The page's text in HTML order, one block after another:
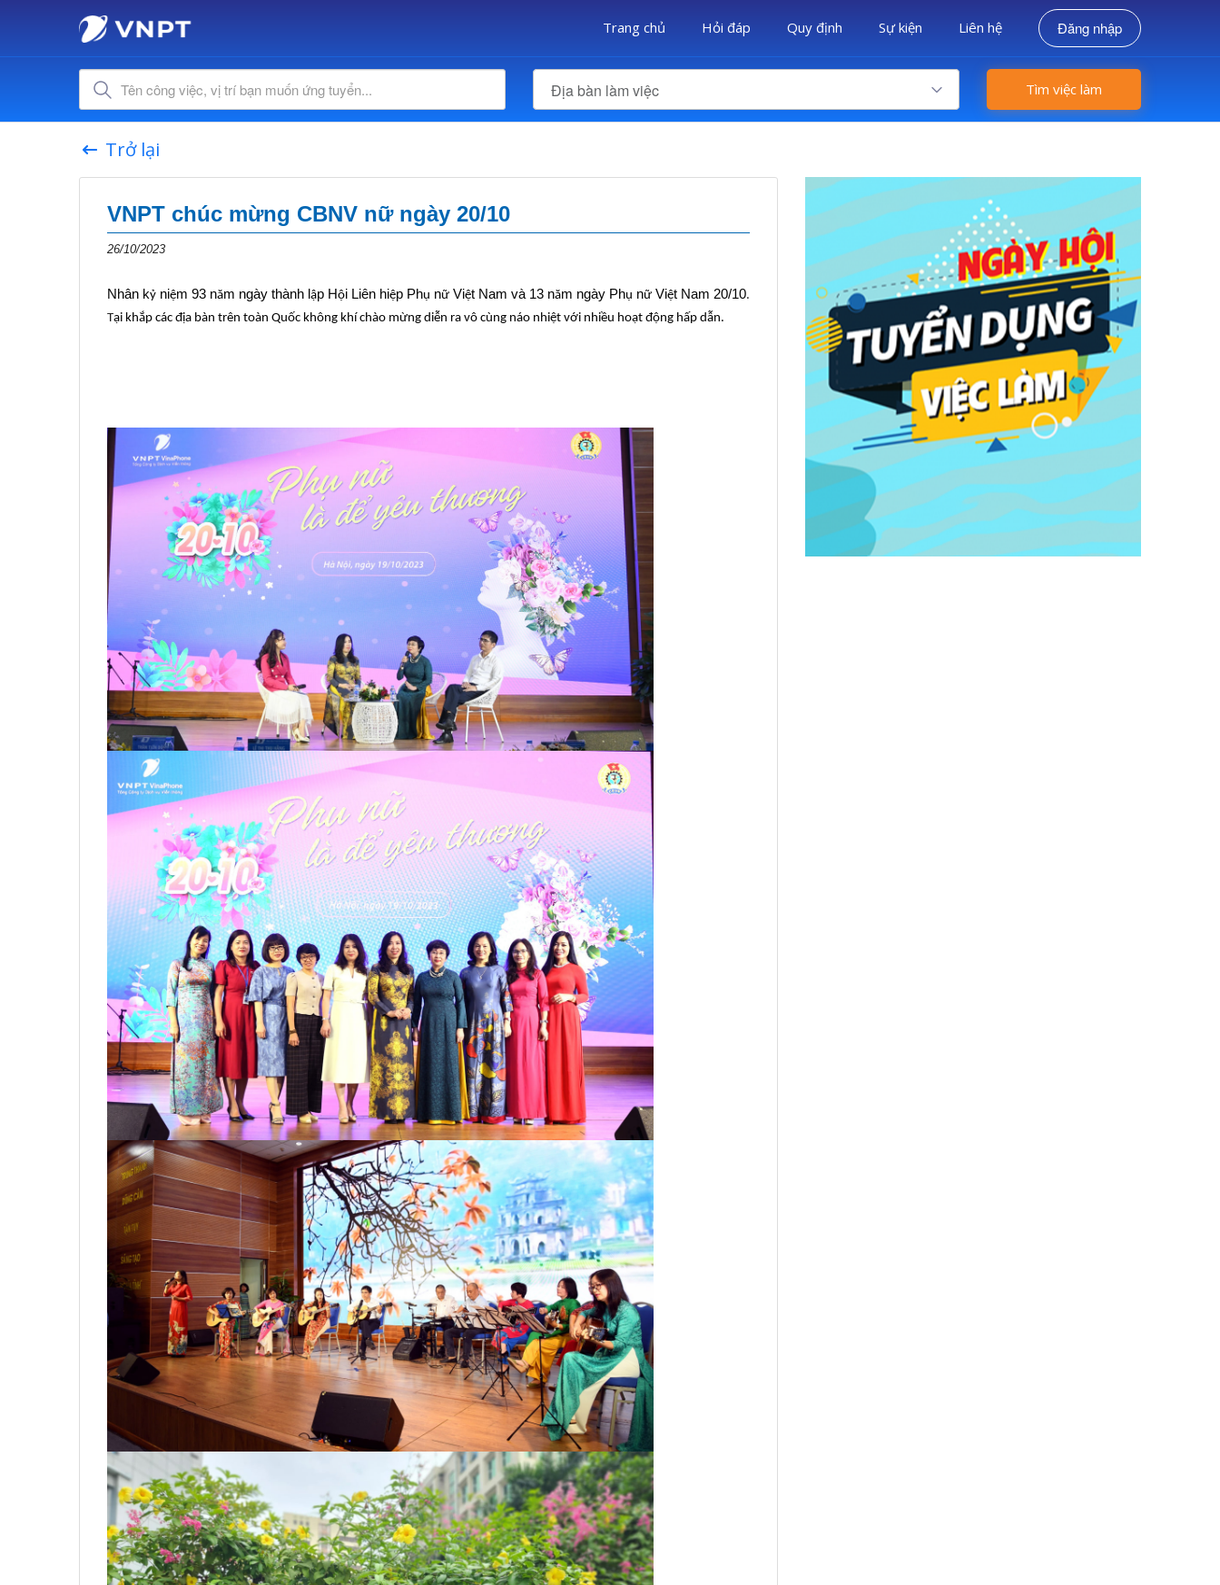
Trang chủ Hỏi đáp Quy định Sự kiện Liên hệ Đăng nhập
Địa bàn làm việc Tìm việc làm
Trở lại
VNPT chúc mừng CBNV nữ ngày 20/10
26/10/2023
Nhân kỷ niệm 93 năm ngày thành lập Hội Liên hiệp Phụ nữ Việt Nam và 13 năm ngày Phụ nữ Việt Nam 20/10.
Tại khắp các địa bàn trên toàn Quốc không khí chào mừng diễn ra vô cùng náo nhiệt với nhiều hoạt động hấp dẫn.